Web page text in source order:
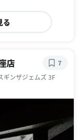
る
店
ギンザジェムズ 3F
7